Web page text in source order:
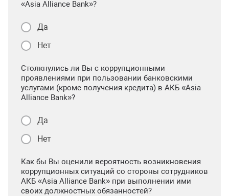
«Asia Alliance Bank»?
Да
Нет
Столкнулись ли Вы с коррупционными
проявлениями при пользовании банковскими
услугами (кроме получения кредита) в АКБ «Asia
Alliance Bank»?
Да
Нет
Как бы Вы оценили вероятность возникновения
коррупционных ситуаций со стороны сотрудников
АКБ «Asia Alliance Bank» при выполнении ими
своих должностных обязанностей?